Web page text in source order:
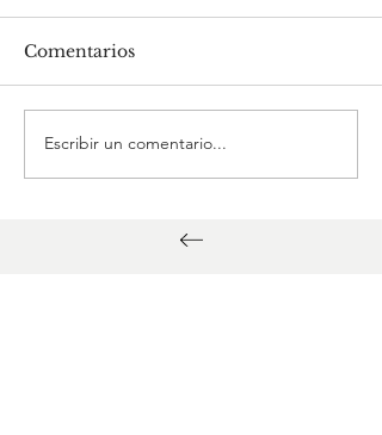
Comentarios
Escribir un comentario...